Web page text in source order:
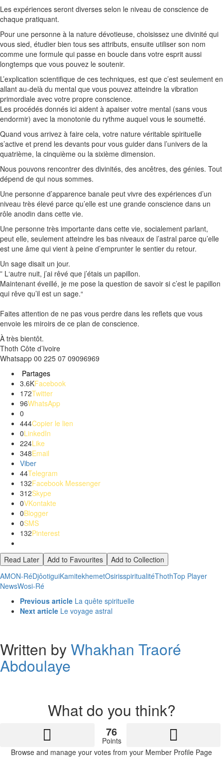
Les expériences seront diverses selon le niveau de conscience de
chaque pratiquant.
Pour une personne à la nature dévotieuse, choisissez une divinité qui
vous sied, étudier bien tous ses attributs, ensuite utiliser son nom
comme une formule qui passe en boucle dans votre esprit aussi
longtemps que vous pouvez le soutenir.
L’explication scientifique de ces techniques, est que c’est seulement en
allant au-delà du mental que vous pouvez atteindre la vibration
primordiale avec votre propre conscience.
Les procédés donnés ici aident à apaiser votre mental (sans vous
endormir) avec la monotonie du rythme auquel vous le soumetté.
Quand vous arrivez à faire cela, votre nature véritable spirituelle
s’active et prend les devants pour vous guider dans l’univers de la
quatrième, la cinquième ou la sixième dimension.
Nous pouvons rencontrer des divinités, des ancêtres, des génies. Tout
dépend de qui nous sommes.
Une personne d’apparence banale peut vivre des expériences d’un
niveau très élevé parce qu’elle est une grande conscience dans un
rôle anodin dans cette vie.
Une personne très importante dans cette vie, socialement parlant,
peut elle, seulement atteindre les bas niveaux de l’astral parce qu’elle
est une âme qui vient à peine d’emprunter le sentier du retour.
Un sage disait un jour.
” L‘autre nuit, j’ai rêvé que j’étais un papillon.
Maintenant éveillé, je me pose la question de savoir si c’est le papillon
qui rêve qu’il est un sage.“
Faites attention de ne pas vous perdre dans les reflets que vous
envoie les miroirs de ce plan de conscience.
À très bientôt.
Thoth Côte d’Ivoire
Whatsapp 00 225 07 09096969
Partages
3.6KFacebook
172Twitter
96WhatsApp
0
444Copier le lien
0LinkedIn
224Like
348Email
Viber
44Telegram
132Facebook Messenger
312Skype
0VKontakte
0Blogger
0SMS
132Pinterest
Read Later Add to Favourites
Add to Collection
AMON-RéDjôotiguiKamitekhemetOsirisspiritualitéThothTop Player
NewsWosi-Ré
See
more
Previous article La quête spirituelle
Next article Le voyage astral
Written byWhakhan Traoré
Abdoulaye
What do you think?
76
Points
Browse and manage your votes from your Member Profile Page